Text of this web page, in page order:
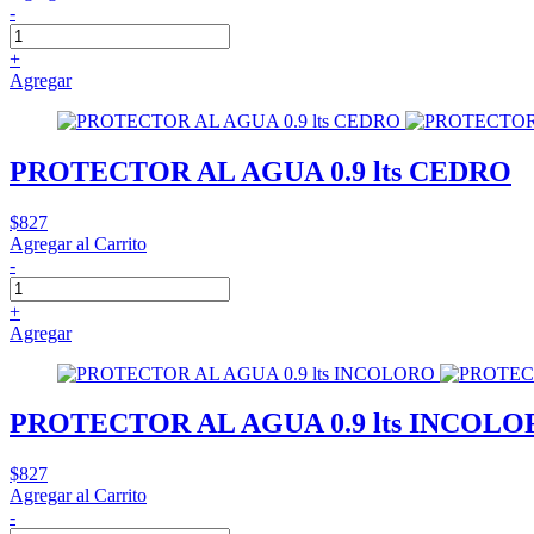
-
+
Agregar
PROTECTOR AL AGUA 0.9 lts CEDRO
$827
Agregar al Carrito
-
+
Agregar
PROTECTOR AL AGUA 0.9 lts
$827
Agregar al Carrito
-